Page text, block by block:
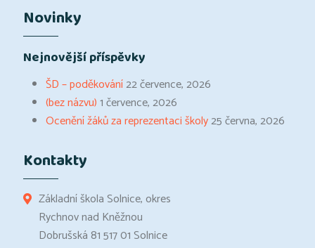
Novinky
Nejnovější příspěvky
ŠD – poděkování22 července, 2026
(bez názvu)1 července, 2026
Ocenění žáků za reprezentaci školy25 června, 2026
Kontakty
Základní škola Solnice, okres
Rychnov nad Kněžnou
Dobrušská 81 517 01 Solnice